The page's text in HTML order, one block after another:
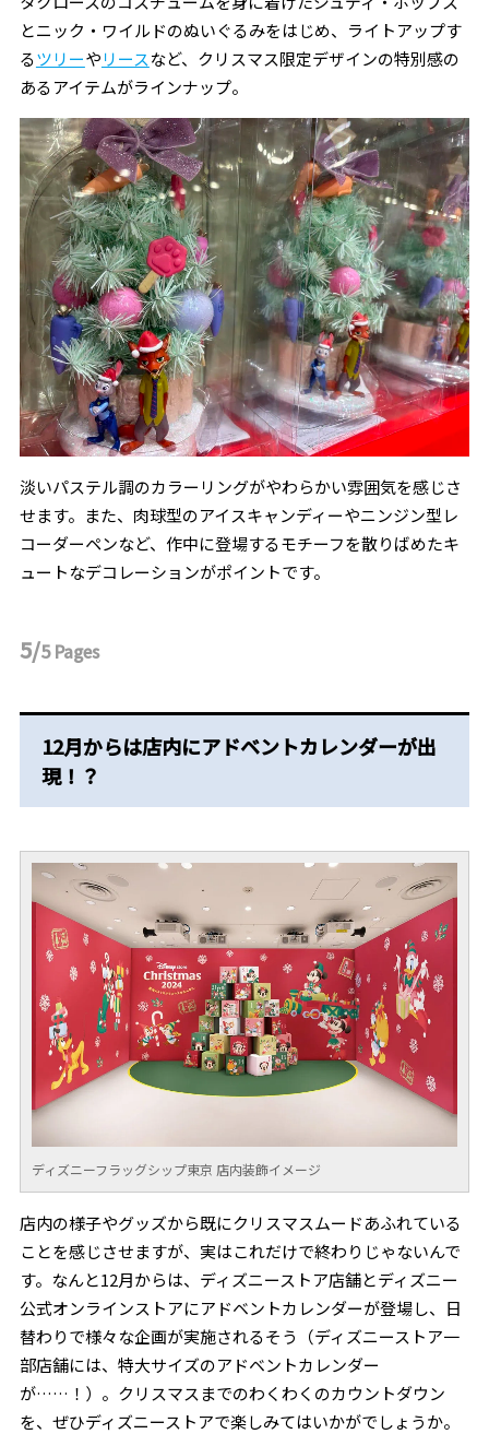
とニック・ワイルドのぬいぐるみをはじめ、ライトアップす
るツリーやリースなど、クリスマス限定デザインの特別感の
あるアイテムがラインナップ。
淡いパステル調のカラーリングがやわらかい雰囲気を感じさ
せます。また、肉球型のアイスキャンディーやニンジン型レ
コーダーペンなど、作中に登場するモチーフを散りばめたキ
ュートなデコレーションがポイントです。
5/5Pages
12月からは店内にアドベントカレンダーが出
現！？
ディズニーフラッグシップ東京 店内装飾イメージ
店内の様子やグッズから既にクリスマスムードあふれている
ことを感じさせますが、実はこれだけで終わりじゃないんで
す。なんと12月からは、ディズニーストア店舗とディズニー
公式オンラインストアにアドベントカレンダーが登場し、日
替わりで様々な企画が実施されるそう（ディズニーストア一
部店舗には、特大サイズのアドベントカレンダー
が……！）。クリスマスまでのわくわくのカウントダウン
を、ぜひディズニーストアで楽しみてはいかがでしょうか。